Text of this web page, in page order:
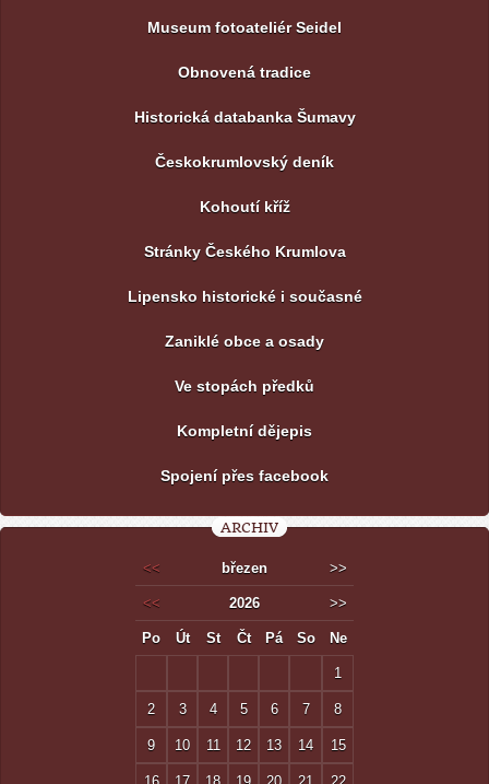
Museum fotoateliér Seidel
Obnovená tradice
Historická databanka Šumavy
Českokrumlovský deník
Kohoutí kříž
Stránky Českého Krumlova
Lipensko historické i současné
Zaniklé obce a osady
Ve stopách předků
Kompletní dějepis
Spojení přes facebook
ARCHIV
<< březen >>
<< 2026 >>
Po Út St Čt Pá So Ne
1
2 3 4 5 6 7 8
9 10 11 12 13 14 15